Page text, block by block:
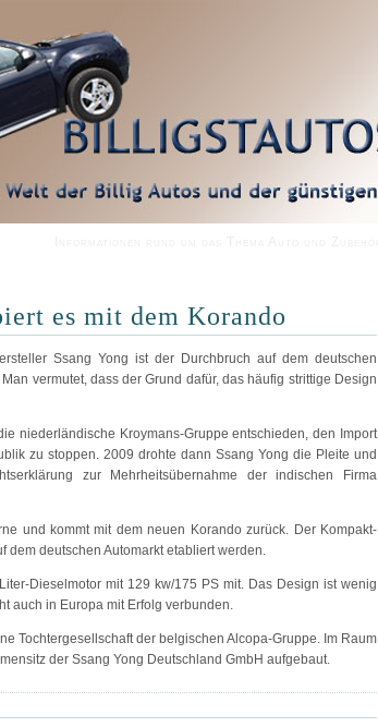
es mit dem Korando
Ssang Yong ist der Durchbruch auf dem deutschen
vermutet, dass der Grund dafür, das häufig strittige Design
niederländische Kroymans-Gruppe entschieden, den Import
zu stoppen. 2009 drohte dann Ssang Yong die Pleite und
zur Mehrheitsübernahme der indischen Firma
und kommt mit dem neuen Korando zurück. Der Kompakt-
dem deutschen Automarkt etabliert werden.
Dieselmotor mit 129 kw/175 PS mit. Das Design ist wenig
auch in Europa mit Erfolg verbunden.
Tochtergesellschaft der belgischen Alcopa-Gruppe. Im Raum
der Ssang Yong Deutschland GmbH aufgebaut.